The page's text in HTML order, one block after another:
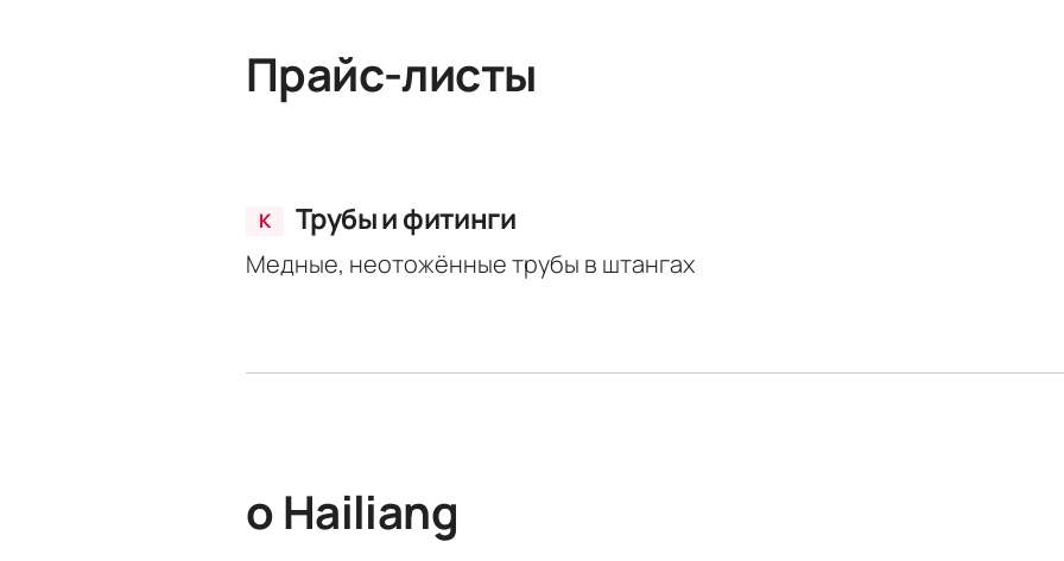
Прайс-листы
К Трубы и фитинги
Медные, неотожённые трубы в штангах
о Hailiang